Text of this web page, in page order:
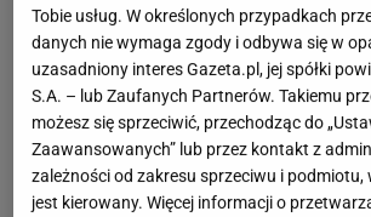
Tobie usług. W określonych przypadkach
danych nie wymaga zgody i odbywa się w
uzasadniony interes Gazeta.pl, jej spółki
S.A. – lub Zaufanych Partnerów. Takiemu
możesz się sprzeciwić, przechodząc do
Zaawansowanych” lub przez kontakt z
zależności od zakresu sprzeciwu i podmiotu,
jest kierowany. Więcej informacji o